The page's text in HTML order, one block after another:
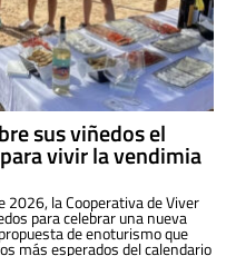
sus viñedos el
vivir la vendimia
2026, la Cooperativa de Viver
para celebrar una nueva
de enoturismo que
más esperados del calendario